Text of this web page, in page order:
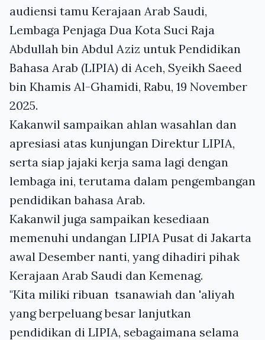
audiensi tamu Kerajaan Arab Saudi,
Lembaga Penjaga Dua Kota Suci Raja
Abdullah bin Abdul Aziz untuk Pendidikan
Bahasa Arab (LIPIA) di Aceh, Syeikh Saeed
bin Khamis Al-Ghamidi, Rabu, 19 November
2025.
Kakanwil sampaikan ahlan wasahlan dan
apresiasi atas kunjungan Direktur LIPIA,
serta siap jajaki kerja sama lagi dengan
lembaga ini, terutama dalam pengembangan
pendidikan bahasa Arab.
Kakanwil juga sampaikan kesediaan
memenuhi undangan LIPIA Pusat di Jakarta
awal Desember nanti, yang dihadiri pihak
Kerajaan Arab Saudi dan Kemenag.
"Kita miliki ribuan tsanawiah dan 'aliyah
yang berpeluang besar lanjutkan
pendidikan di LIPIA, sebagaimana selama